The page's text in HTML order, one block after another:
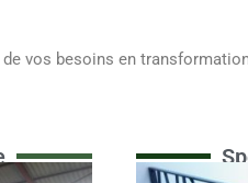
vos besoins en transformation